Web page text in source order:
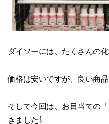
ダイソーには、たくさんの
価格は安いですが、良い商
そして今回は、お目当ての
きました⇩